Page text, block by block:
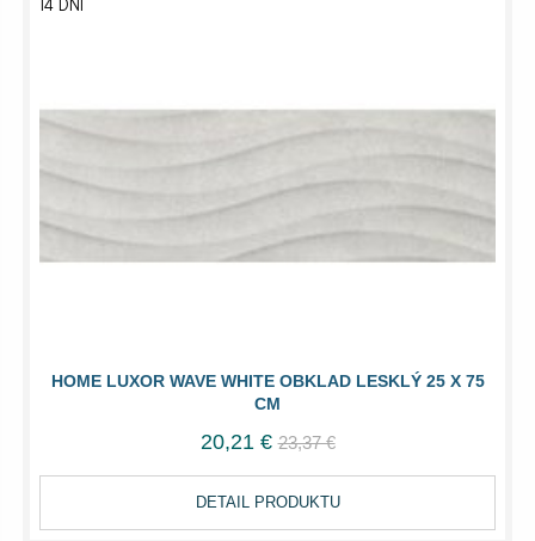
HOME LUXOR WAVE WHITE OBKLAD LESKLÝ 25 X 75
CM
14 DNÍ
20,21 € 23,37 €
DETAIL PRODUKTU